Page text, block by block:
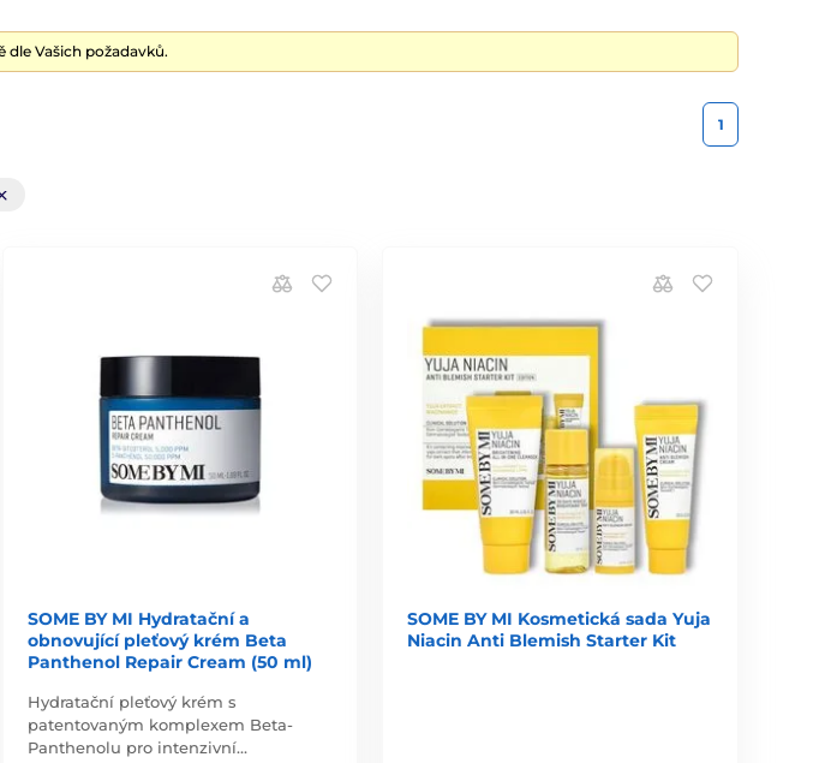
Vašich požadavků.
1
SOME BY MI Hydratační a
obnovující pleťový krém Beta
Panthenol Repair Cream (50 ml)
Hydratační pleťový krém s
patentovaným komplexem Beta-
Panthenolu pro intenzivní…
SOME BY MI Kosmetická sada Yuja
Niacin Anti Blemish Starter Kit